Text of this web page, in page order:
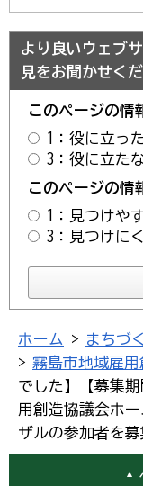
より良いウェブ
見をお聞かせく
このページの情
1：役に立った
3：役に立た
このページの情
1：見つけや
3：見つけに
ホーム > まちづ
> 霧島市地域雇
でした】【募集
用創造協議会ホ
ザルの参加者を